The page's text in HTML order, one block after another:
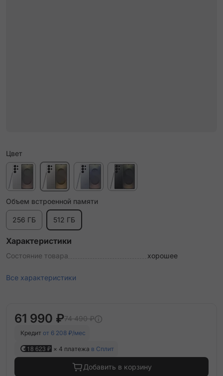
Цвет
Объем встроенной памяти
256 ГБ 512 ГБ
Характеристики
Состояние товара хорошее
Все характеристики
61 990 ₽74 490 ₽
Кредит от 6 208 ₽/мес
18 623 ₽ × 4 платежа в Сплит
Добавить в корзину